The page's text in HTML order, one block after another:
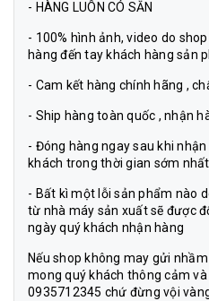
- HÀNG LUÔN CÓ SẴN
- 100% hình ảnh, video do
hàng đến tay khách hàng sản
- Cam kết hàng chính hãng ,
- Ship hàng toàn quốc , nhận
- Đóng hàng ngay sau khi
khách trong thời gian sớm nhất .
- Bất kì một lỗi sản phẩm nào
từ nhà máy sản xuất sẽ được
ngày quý khách nhận hàng
Nếu shop không may gửi
mong quý khách thông cảm
0935712345 chứ đừng vội